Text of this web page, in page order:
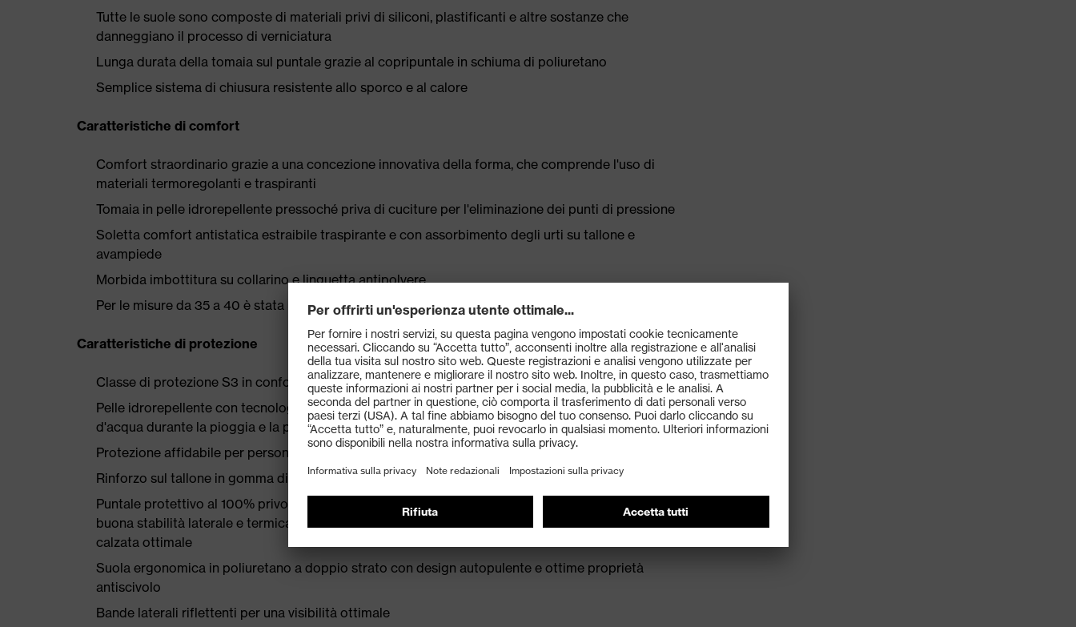
Tutte le suole sono composte di materiali privi di siliconi, plastificanti e altre sostanze che
danneggiano il processo di verniciatura
Lunga durata della tomaia sul puntale grazie al copripuntale in schiuma di poliuretano
Semplice sistema di chiusura resistente allo sporco e al calore
Caratteristiche di comfort
Comfort straordinario grazie a una concezione innovativa della forma, che comprende l'uso di
materiali termoregolanti e traspiranti
Tomaia in pelle idrorepellente pressoché priva di cuciture per l'eliminazione dei punti di pressione
Soletta comfort antistatica estraibile traspirante e con assorbimento degli urti su tallone e
avampiede
Morbida imbottitura su collarino e linguetta antipolvere
Per le misure da 35 a 40 è stata utilizzata una forma speciale per donna
Caratteristiche di protezione
Classe di protezione S3 in conformità alla norma EN ISO 20345:2022
Pelle idrorepellente con tecnologia uvex waterstop per una protezione affidabile dagli spruzzi
d'acqua durante la pioggia e la pulizia
Protezione affidabile per persone e materiali: suola intermedia antiperforazione in acciaio
Rinforzo sul tallone in gomma di forma anatomica per stabilità e protezione dalle slogature
Puntale protettivo al 100% privo di metallo uvex xenova®: compatto, di forma anatomica, con
buona stabilità laterale e termicamente non conduttivo, per un maggiore spazio sulla punta e una
calzata ottimale
Suola ergonomica in poliuretano a doppio strato con design autopulente e ottime proprietà
antiscivolo
Bande laterali riflettenti per una visibilità ottimale